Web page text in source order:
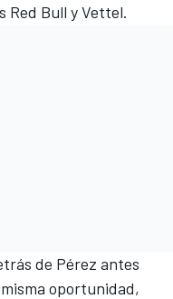
Red Bull y Vettel.
de Pérez antes
oportunidad,